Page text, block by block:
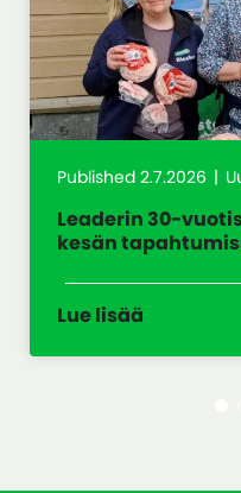
Published 2.7.2026
Leaderin 30-
kesän
Lue lisää